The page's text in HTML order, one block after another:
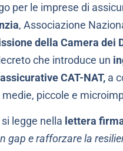
per le imprese di
, Associazione
della Camera dei
che introduce un
CAT-NAT,a
piccole e
legge nella lettera
gap e rafforzare la